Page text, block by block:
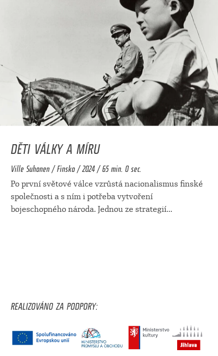
DĚTI VÁLKY A MÍRU
Ville Suhonen / Finsko / 2024 / 65 min. 0 sec.
Po první světové válce vzrůstá nacionalismus finské
společnosti a s ním i potřeba vytvoření
bojeschopného národa. Jednou ze strategií...
REALIZOVÁNO ZA PODPORY: